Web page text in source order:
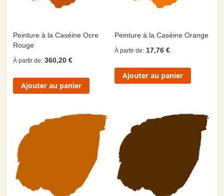
Peinture à la Caséine Ocre
Rouge
À partir de 360,20 €
Ajouter au panier
Peinture à la Caséine Orange
À partir de 17,76 €
Ajouter au panier